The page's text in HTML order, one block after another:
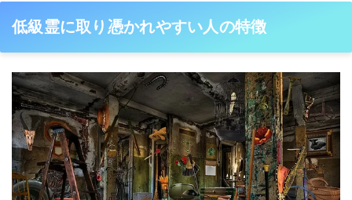
低級霊に取り憑かれやすい人の特徴